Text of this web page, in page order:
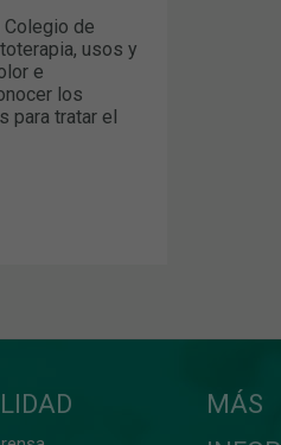
de
usos y
e
los
para tratar el
MÁS